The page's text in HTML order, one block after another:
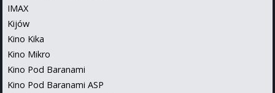
IMAX
Kijów
Kino Kika
Kino Mikro
Kino Pod Baranami
Kino Pod Baranami ASP